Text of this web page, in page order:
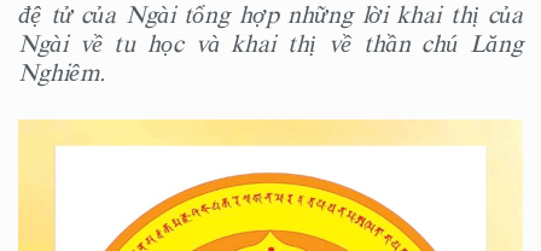
đệ tử của Ngài tổng hợp những lời khai thị của
Ngài về tu học và khai thị về thần chú Lăng
Nghiêm.